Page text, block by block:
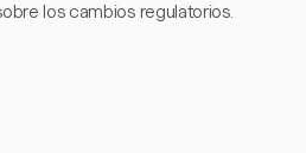
los cambios regulatorios.